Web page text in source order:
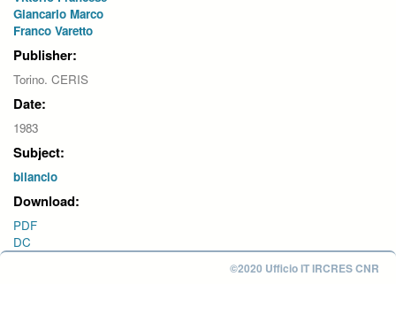
Giancarlo Marco
Franco Varetto
Publisher:
Torino. CERIS
Date:
1983
Subject:
bilancio
Download:
PDF
DC
©2020 Ufficio IT IRCRES CNR